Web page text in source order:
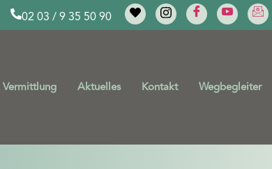
02 03 / 9 35 50 90
Vermittlung Aktuelles Kontakt Wegbegleiter